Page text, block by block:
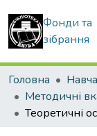
Фонди та
зібрання
Головна